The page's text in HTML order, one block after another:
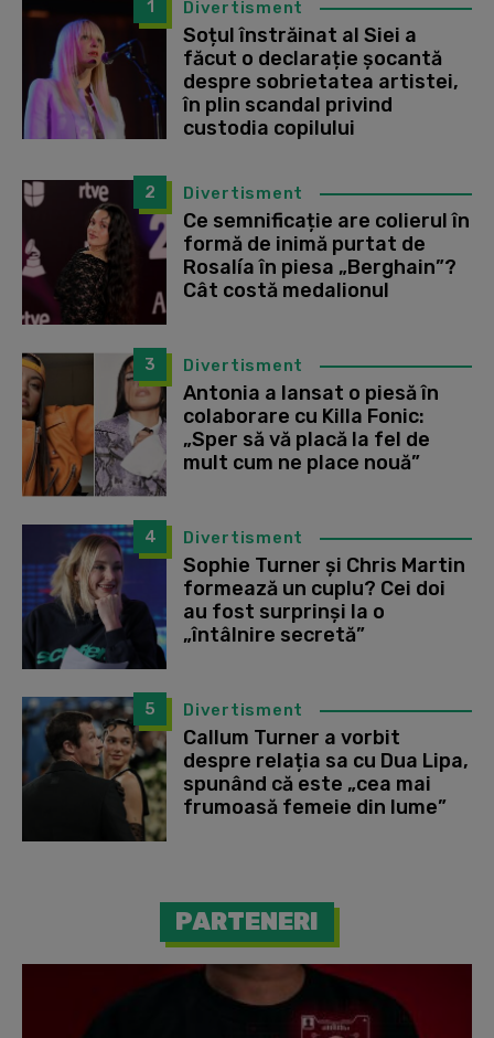
1 Divertisment
Soțul înstrăinat al Siei a
făcut o declarație șocantă
despre sobrietatea artistei,
în plin scandal privind
custodia copilului
2 Divertisment
Ce semnificație are colierul în
formă de inimă purtat de
Rosalía în piesa „Berghain”?
Cât costă medalionul
3 Divertisment
Antonia a lansat o piesă în
colaborare cu Killa Fonic:
„Sper să vă placă la fel de
mult cum ne place nouă”
4 Divertisment
Sophie Turner și Chris Martin
formează un cuplu? Cei doi
au fost surprinși la o
„întâlnire secretă”
5 Divertisment
Callum Turner a vorbit
despre relația sa cu Dua Lipa,
spunând că este „cea mai
frumoasă femeie din lume”
PARTENERI